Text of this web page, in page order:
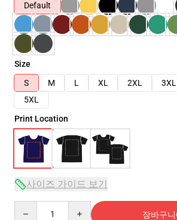
Default
Size
S
M L XL 2XL 3XL
5XL
Print Location
사이즈 가이드 보기
장바구